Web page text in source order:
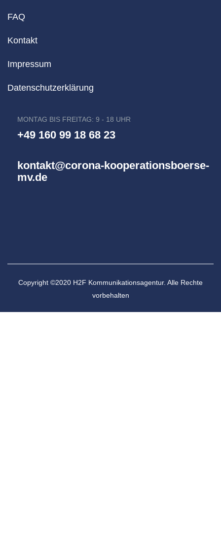
FAQ
Kontakt
Impressum
Datenschutzerklärung
MONTAG BIS FREITAG: 9 - 18 UHR
+49 160 99 18 68 23
kontakt@corona-kooperationsboerse-
mv.de
Copyright ©2020 H2F Kommunikationsagentur. Alle Rechte
vorbehalten